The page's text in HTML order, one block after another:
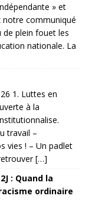
» et
notre communiqué
de plein fouet les
nationale. La
1. Luttes en
à la
travail –
vies ! – Un padlet
[…]
: Quand la
ordinaire